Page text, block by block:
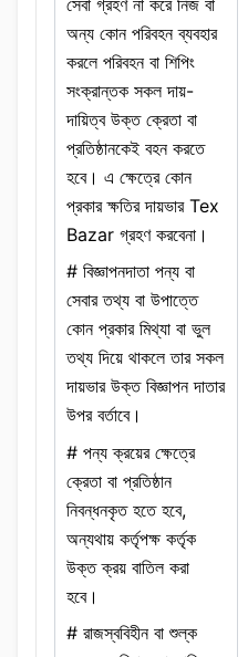
অন্য কোন পরিবহন ব্যবহার
করলে পরিবহন বা শিপিং
সংক্রান্তক সকল দায়-
দায়িত্ব উক্ত ক্রেতা বা
প্রতিষ্ঠানকেই বহন করতে
হবে। এ ক্ষেত্রে কোন
প্রকার ক্ষতির দায়ভার Tex
Bazar গ্রহণ করবেনা।
# বিজ্ঞাপনদাতা পন্য বা
সেবার তথ্য বা উপাত্তে
কোন প্রকার মিথ্যা বা ভুল
তথ্য দিয়ে থাকলে তার সকল
দায়ভার উক্ত বিজ্ঞাপন দাতার
উপর বর্তাবে।
# পন্য ক্রয়ের ক্ষেত্রে
ক্রেতা বা প্রতিষ্ঠান
নিবন্ধনকৃত হতে হবে,
অন্যথায় কর্তৃপক্ষ কর্তৃক
উক্ত ক্রয় বাতিল করা
হবে।
# রাজস্ববিহীন বা শুল্ক